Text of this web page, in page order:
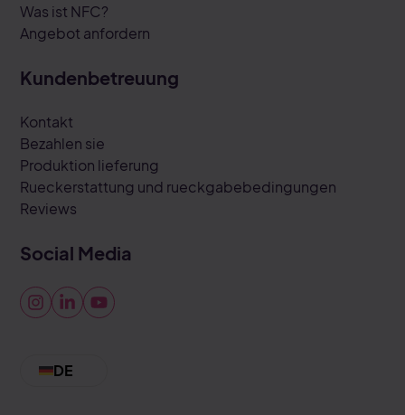
Was ist NFC?
Angebot anfordern
Kundenbetreuung
Kontakt
Bezahlen sie
Produktion lieferung
Rueckerstattung und rueckgabebedingungen
Reviews
Social Media
DE